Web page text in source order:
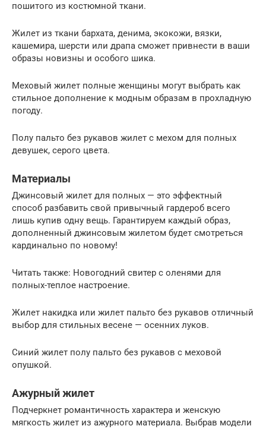
пошитого из костюмной ткани.
Жилет из ткани бархата, денима, экокожи, вязки,
кашемира, шерсти или драпа сможет привнести в ваши
образы новизны и особого шика.
Меховый жилет полные женщины могут выбрать как
стильное дополнение к модным образам в прохладную
погоду.
Полу пальто без рукавов жилет с мехом для полных
девушек, серого цвета.
Материалы
Джинсовый жилет для полных — это эффектный
способ разбавить свой привычный гардероб всего
лишь купив одну вещь. Гарантируем каждый образ,
дополненный джинсовым жилетом будет смотреться
кардинально по новому!
Читать также: Новогодний свитер с оленями для
полных-теплое настроение.
Жилет накидка или жилет пальто без рукавов отличный
выбор для стильных весене — осенних луков.
Синий жилет полу пальто без рукавов с меховой
опушкой.
Ажурный жилет
Подчеркнет романтичность характера и женскую
мягкость жилет из ажурного материала. Выбрав модели